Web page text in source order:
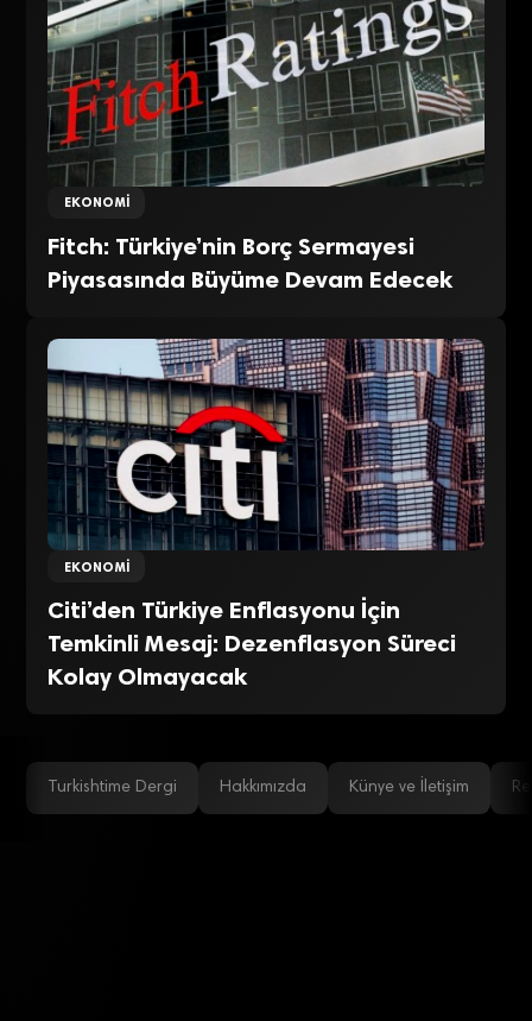
EKONOMI
Fitch: Türkiye’nin Borç Sermayesi
Piyasasında Büyüme Devam Edecek
EKONOMI
Citi’den Türkiye Enflasyonu İçin
Temkinli Mesaj: Dezenflasyon Süreci
Kolay Olmayacak
Turkishtime Dergi Hakkımızda Künye ve İletişim